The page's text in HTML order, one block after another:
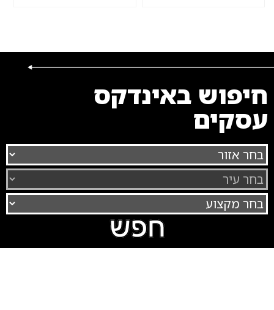
חיפוש באינדקס
עסקים